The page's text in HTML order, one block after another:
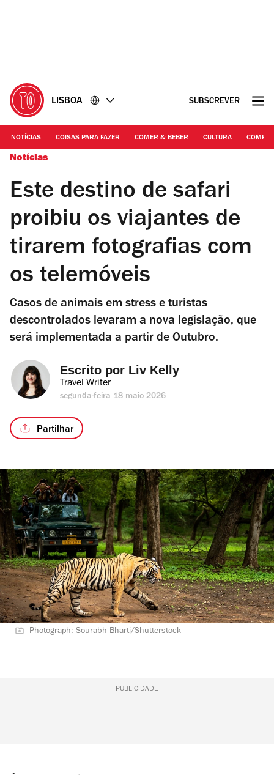
LISBOA SUBSCREVER
NOTÍCIAS COISAS PARA FAZER COMER & BEBER CULTURA
Notícias
Este destino de safari
proibiu os viajantes de
tirarem fotografias com
os telemóveis
Casos de animais em stress e turistas
descontrolados levaram a nova legislação, que
será implementada a partir de Outubro.
Escrito por Liv Kelly
Travel Writer
segunda-feira 18 maio 2026
Partilhar
Photograph: Sourabh Bharti/Shutterstock
PUBLICIDADE